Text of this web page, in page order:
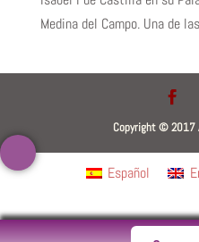
Medina del Campo. Una de
Copyright © 2017
Español